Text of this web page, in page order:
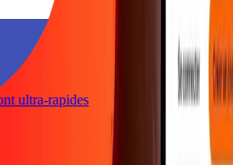
ultra-rapides